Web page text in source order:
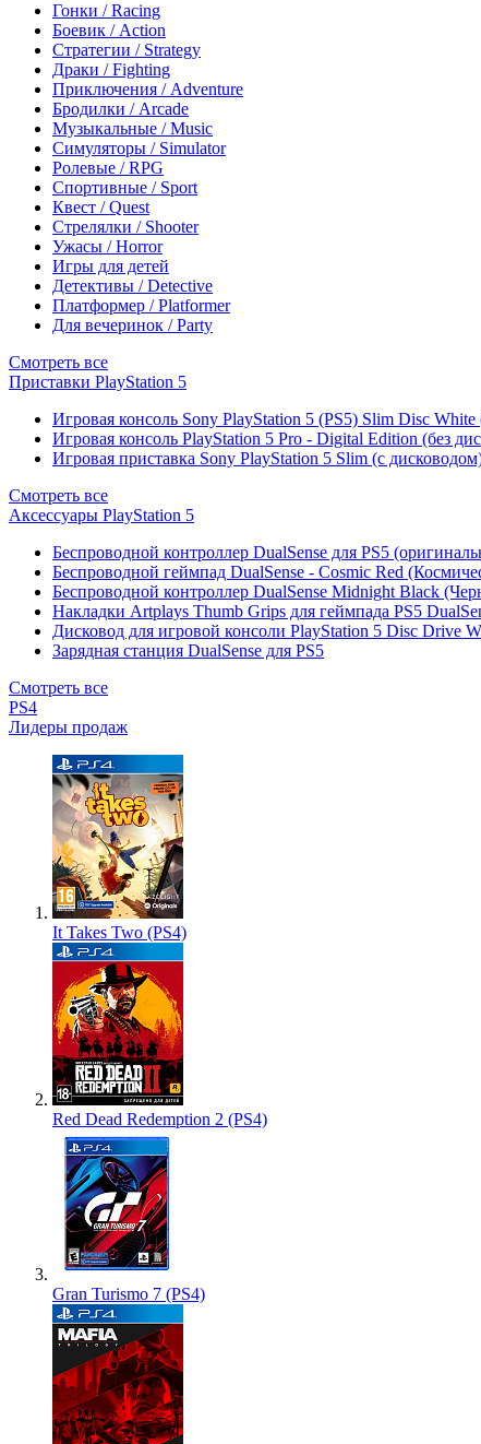
Гонки / Racing
Боевик / Action
Стратегии / Strategy
Драки / Fighting
Приключения / Adventure
Бродилки / Arcade
Музыкальные / Music
Симуляторы / Simulator
Ролевые / RPG
Спортивные / Sport
Квест / Quest
Стрелялки / Shooter
Ужасы / Horror
Игры для детей
Детективы / Detective
Платформер / Platformer
Для вечеринок / Party
Смотреть все
Приставки PlayStation 5
Игровая консоль Sony PlayStation 5 (PS5) Slim Disc
Игровая консоль PlayStation 5 Pro - Digital Edition (без
Игровая приставка Sony PlayStation 5 Slim (с
Смотреть все
Аксессуары PlayStation 5
Беспроводной контроллер DualSense для PS5
Беспроводной геймпад DualSense - Cosmic Red
Беспроводной контроллер DualSense Midnight Black
Накладки Artplays Thumb Grips для геймпада PS5
Дисковод для игровой консоли PlayStation 5 Disc Drive
Зарядная станция DualSense для PS5
Смотреть все
PS4
Лидеры продаж
It Takes Two (PS4)
Red Dead Redemption 2 (PS4)
Gran Turismo 7 (PS4)